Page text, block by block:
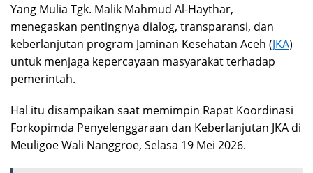
Yang Mulia Tgk. Malik Mahmud Al-Haythar,
menegaskan pentingnya dialog, transparansi, dan
keberlanjutan program Jaminan Kesehatan Aceh (JKA)
untuk menjaga kepercayaan masyarakat terhadap
pemerintah.
Hal itu disampaikan saat memimpin Rapat Koordinasi
Forkopimda Penyelenggaraan dan Keberlanjutan JKA di
Meuligoe Wali Nanggroe, Selasa 19 Mei 2026.